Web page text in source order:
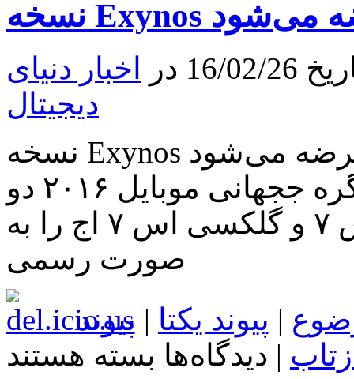
پاسخ
Apple
گوشی
Galaxy
نمایش
Snapdragon
820
یا
8890
را
در
اخبار دنیای
دیجیتال
نسخه Exynos گلکسی اس۷ در کانادا عرضه می‌شود
سامسونگ در رویداد رویایی کنگره ججهانی موبایل ۲۰۱۶ دو
گوشی‌هوشمند گلکسی اس ۷ و گلکسی اس ۷ اج را به
صورت رسمی
| پیوند یکتا | پیوند
| دیدگاه‌هابرای
نسخه
بسته هستند